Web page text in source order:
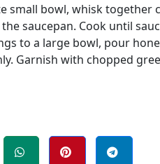
small bowl, whisk
saucepan. Cook until
to a large bowl, pour
Garnish with chopped